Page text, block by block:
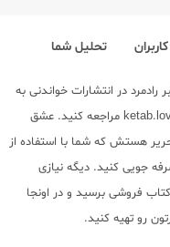
تحلیل شما
در انتشارات خواندنی به
چاپ رسیده و برای خرید به سایت عشق کتاب ketab.love مراجعه کنید. عشق
هستش که شما با استفاده از
جویی کنید. دیگه نیازی
فروشی برسید و در اونجا
رو تهیه کنید.